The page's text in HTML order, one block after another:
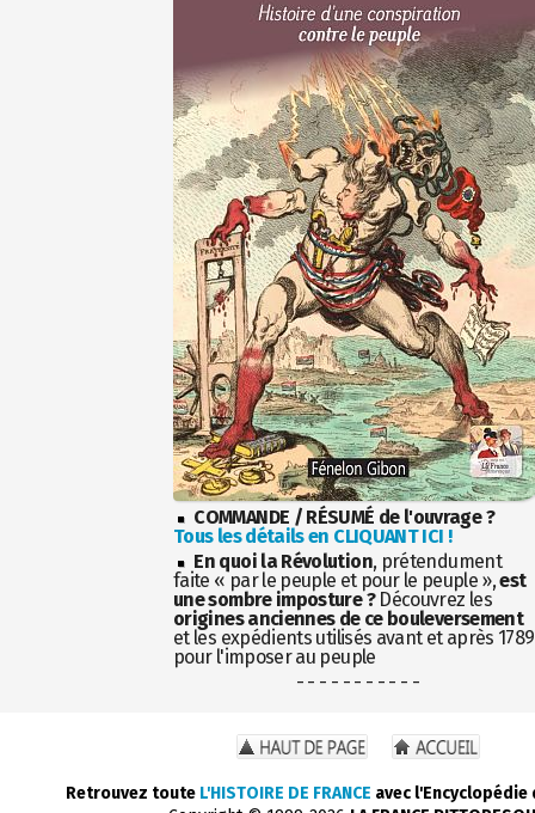
COMMANDE / RÉSUMÉ de l'ouvrage ?
Tous les détails en CLIQUANT ICI !
En quoi la Révolution, prétendument
faite « par le peuple et pour le peuple »,est
une sombre imposture ?Découvrez les
origines anciennes de ce bouleversement
et les expédients utilisés avant et après 1789
pour l'imposer au peuple
- - - - - - - - - - -
Retrouvez toute L'HISTOIRE DE FRANCE avec